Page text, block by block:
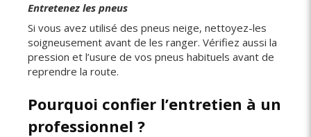
Entretenez les pneus
Si vous avez utilisé des pneus neige, nettoyez-les
soigneusement avant de les ranger. Vérifiez aussi la
pression et l’usure de vos pneus habituels avant de
reprendre la route.
Pourquoi confier l’entretien à un
professionnel ?